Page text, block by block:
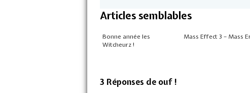
Articles semblables
Bonne année les
Witcheurz !
Mass Effect 3 – Mass
3 Réponses de ouf !